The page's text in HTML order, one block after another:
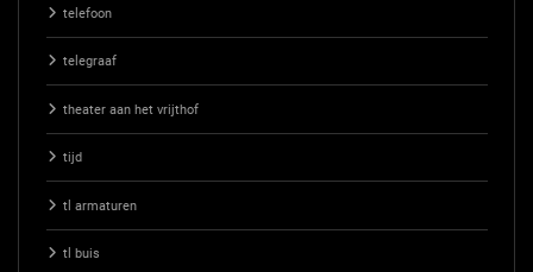
telefoon
telegraaf
theater aan het vrijthof
tijd
tl armaturen
tl buis